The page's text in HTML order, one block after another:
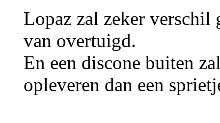
Lopaz zal zeker verschil
van overtuigd.
En een discone buiten
opleveren dan een